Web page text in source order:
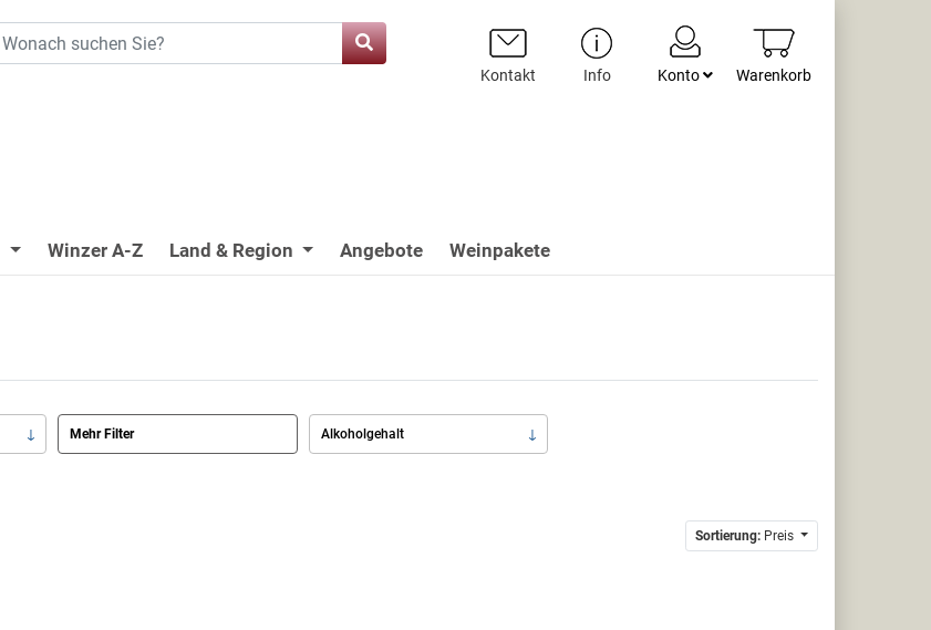
Warenkorb
Konto
Info
Kontakt
Winzer A-Z Land & Region Angebote Weinpakete
Mehr Filter Alkoholgehalt
Sortierung: Preis